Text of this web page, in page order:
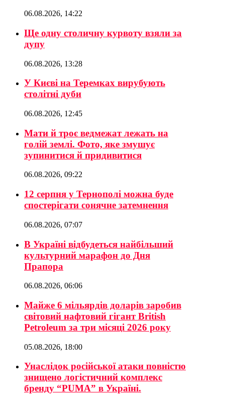
06.08.2026, 14:22
Ще одну столичну курвоту взяли за
дупу
06.08.2026, 13:28
У Києві на Теремках вирубують
столітні дуби
06.08.2026, 12:45
Мати й троє ведмежат лежать на
голій землі. Фото, яке змушує
зупинитися й придивитися
06.08.2026, 09:22
12 серпня у Тернополі можна буде
спостерігати сонячне затемнення
06.08.2026, 07:07
В Україні відбудеться найбільший
культурний марафон до Дня
Прапора
06.08.2026, 06:06
Майже 6 мільярдів доларів заробив
світовий нафтовий гігант British
Petroleum за три місяці 2026 року
05.08.2026, 18:00
Унаслідок російської атаки повністю
знищено логістичний комплекс
бренду “PUMA” в Україні.